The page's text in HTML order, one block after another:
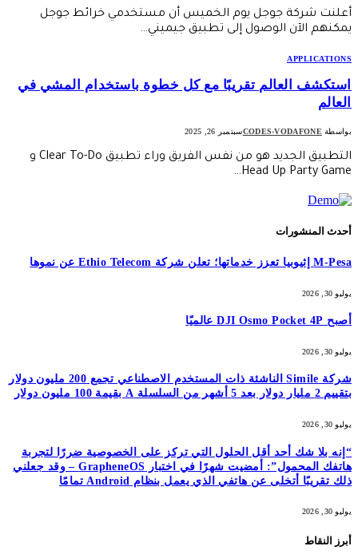
أعلنت شركة جوجل يوم الخميس أن مستخدمي خرائط جوجل
يمكنهم الآن الوصول إلى تطبيق جيميني…
APPLICATIONS
استكشف العالم تقريبًا مع كل خطوة باستخدام المشي في
العالم
بواسطة CODES-VODAFONEسبتمبر 26, 2025
التطبيق الجديد هو من نفس الفريق وراء تطبيق Clear To-Do و
Head Up Party Game…
أحدث المنشورات
M-Pesa إثيوبيا تعزز خدماتها؛ تعلن شركة Ethio Telecom عن نموها
يوليو 30, 2026
أصبح DJI Osmo Pocket 4P عالميًا
يوليو 30, 2026
شركة Simile الناشئة ذات المستخدم الاصطناعي تجمع 200 مليون دولار
بتقييم 2 مليار دولار بعد 5 أشهر من السلسلة A بقيمة 100 مليون دولار
يوليو 30, 2026
“إنه بلا شك أحد أقل الحلول التي تركز على الخصوصية ضررًا لتجربة
هاتفك المحمول”: أمضيت شهرًا في اختبار GrapheneOS – وقد جعلني
ذلك تقريبًا أتخلى عن هاتفي الذي يعمل بنظام Android تمامًا
يوليو 30, 2026
أبرز النقاط